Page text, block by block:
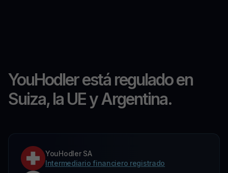
YouHodler está regulado en
Suiza, la UE y Argentina.
YouHodler SA
Intermediario financiero registrado